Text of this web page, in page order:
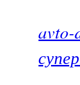
avto-